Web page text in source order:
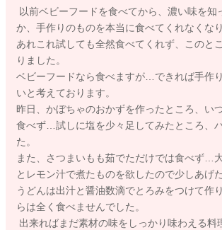
以前ベビーフードを食べてから、濃い味を知
か、手作りのものを本当に食べてくれなくなり
あれこれ試しても全然食べてくれず、このと
りました。
ベビーフードなら食べますが…できれば手作
いと考えております。
昨日、かぼちゃのおかずを作ったところ、い
食べず…試しに塩を少々足してみたところ、
た。
また、さつまいもも茹でただけでは食べず…
とレモン汁で煮たものを欲したので少しあげ
うどんは出汁と醤油数滴でとろみをつけて作
らは全く食べませんでした。
出来ればまだ素材の味をしっかり味わえる料